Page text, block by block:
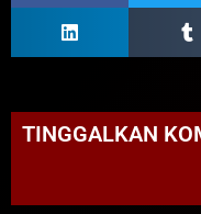
TINGGALKAN